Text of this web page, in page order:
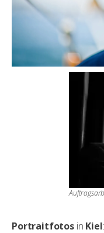
Portraitfotosin Kiel